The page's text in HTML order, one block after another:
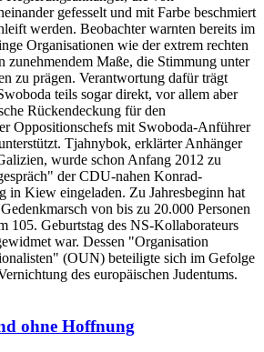
gefesselt und mit Farbe beschmiert
werden. Beobachter warnten bereits im
Organisationen wie der extrem rechten
zunehmendem Maße, die Stimmung unter
zu prägen. Verantwortung dafür trägt
teils sogar direkt, vor allem aber
Rückendeckung für den
Oppositionschefs mit Swoboda-Anführer
Tjahnybok, erklärter Anhänger
wurde schon Anfang 2012 zu
der CDU-nahen Konrad-
in Kiew eingeladen. Zu Jahresbeginn hat
von bis zu 20.000 Personen
105. Geburtstag des NS-Kollaborateurs
war. Dessen "Organisation
(OUN) beteiligte sich im Gefolge
des europäischen Judentums.
ohne Hoffnung